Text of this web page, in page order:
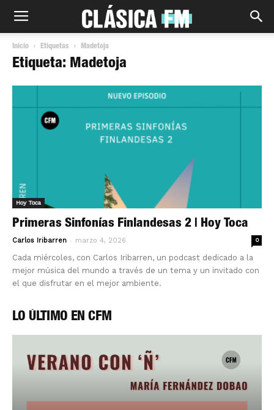
Inicio Etiquetas Madetoja
Etiqueta: Madetoja
Hoy Toca
Primeras Sinfonías Finlandesas 2 | Hoy Toca
Carlos Iribarren - marzo 4, 2026 0
Cada miércoles, con Carlos Iribarren, un podcast dedicado a la
mejor música del mundo a través de un tema y un invitado con
el que disfrutar en el mejor ambiente.
LO ÚLTIMO EN CFM